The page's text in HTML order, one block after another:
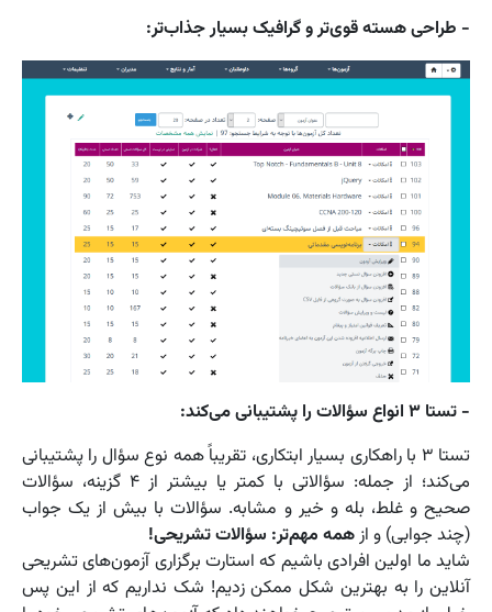
- طراحی هسته قوی‌تر و گرافیک بسیار جذاب‌تر:
- تستا ۳ انواع سؤالات را پشتیبانی می‌کند:
تستا ۳ با راهکاری بسیار ابتکاری، تقریباً همه نوع سؤال را پشتیبانی
می‌کند؛ از جمله: سؤالاتی با کمتر یا بیشتر از ۴ گزینه، سؤالات
صحیح و غلط، بله و خیر و مشابه. سؤالات با بیش از یک جواب
(چند جوابی) و ازهمه مهم‌تر: سؤالات تشریحی!
شاید ما اولین افرادی باشیم که استارت برگزاری آزمون‌های تشریحی
آنلاین را به بهترین شکل ممکن زدیم! شک نداریم که از این پس